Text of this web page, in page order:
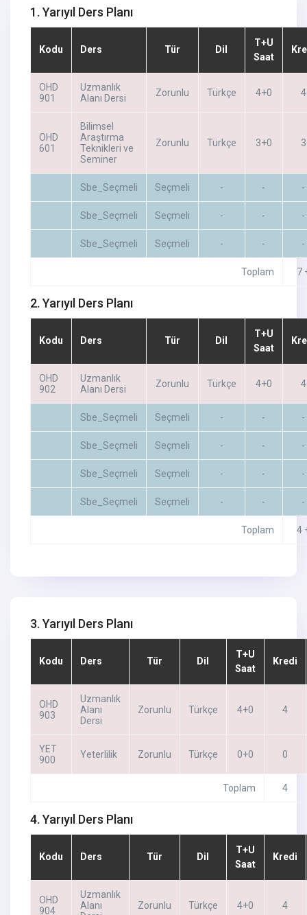
1. Yarıyıl Ders Planı
Kodu Ders Tür Dil
T+U
Saat
OHD
901
Uzmanlık
Alanı Dersi
Zorunlu Türkçe 4+0 4
OHD
601
Bilimsel
Araştırma
Teknikleri ve
Seminer
Zorunlu Türkçe 3+0 3
Sbe_Seçmeli Seçmeli - - -
Sbe_Seçmeli Seçmeli - - -
Sbe_Seçmeli Seçmeli - - -
Toplam 7
2. Yarıyıl Ders Planı
Kodu Ders Tür Dil
T+U
Saat
OHD
902
Uzmanlık
Alanı Dersi
Zorunlu Türkçe 4+0 4
Sbe_Seçmeli Seçmeli - - -
Sbe_Seçmeli Seçmeli - - -
Sbe_Seçmeli Seçmeli - - -
Sbe_Seçmeli Seçmeli - - -
Toplam 4
3. Yarıyıl Ders Planı
Kodu Ders Tür Dil
T+U
Saat
Kredi
OHD
903
Uzmanlık
Alanı
Dersi
Zorunlu Türkçe 4+0 4
YET
900
Yeterlilik Zorunlu Türkçe 0+0 0
Toplam 4
4. Yarıyıl Ders Planı
Kodu Ders Tür Dil
T+U
Saat
Kredi
OHD
904
Uzmanlık
Alanı
Zorunlu Türkçe 4+0 4